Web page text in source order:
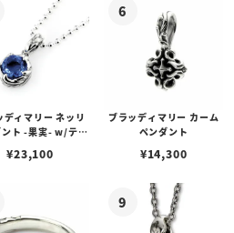
ディマリー ネッリ
ント -果実- w/ティ
¥23,100
ブラッディマリー カーム
ペンダント
¥14,300